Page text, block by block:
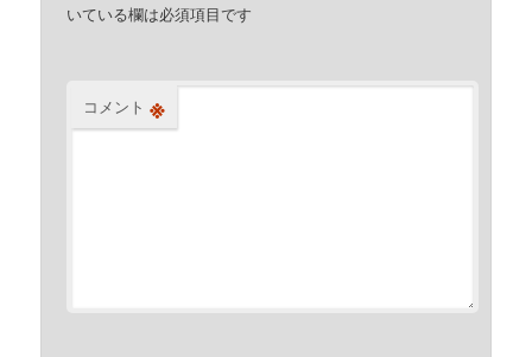
いている欄は必須項目です
コメント ※